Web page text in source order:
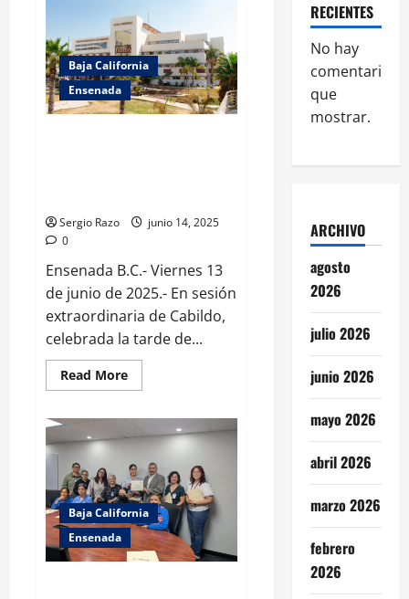
realizó
el
depósito
del
bimestre
mayo-
junio
2025
Baja California
Ensenada
Sergio Razo
junio 14, 2025
0
Ensenada B.C.- Viernes 13
de junio de 2025.- En sesión
extraordinaria de Cabildo,
celebrada la tarde de...
Read MoreRead
more
de
Ensenada
Dictamen
del
Congreso
del
Estado
de
Baja
California
relativo
Baja California
Ensenada
RECIENTES
No hay
comentarios
que
mostrar.
ARCHIVO
agosto
2026
julio 2026
junio 2026
mayo 2026
abril 2026
marzo 2026
febrero
2026